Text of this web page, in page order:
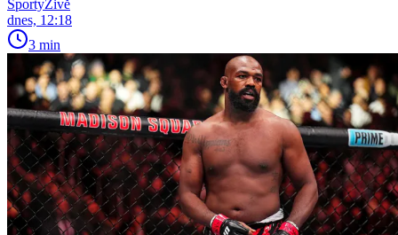
SportyŽivě
dnes, 12:18
3 min